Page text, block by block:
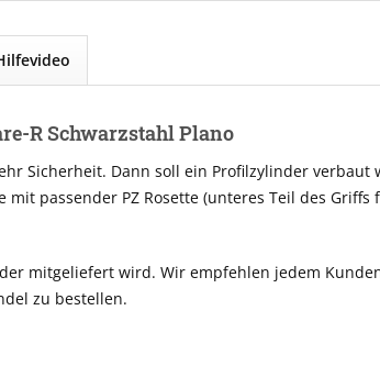
R Schwarzstahl Plano
Sicherheit. Dann soll ein Profilzylinder verbaut
passender PZ Rosette (unteres Teil des
mitgeliefert wird. Wir empfehlen jedem
zu bestellen.